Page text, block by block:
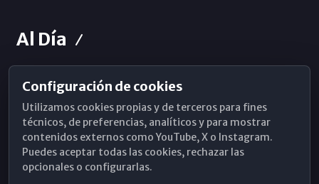
Al Día
Horarios de Misa
Hemeroteca
WhatsApp
Configuración de cookies
Utilizamos cookies propias y de terceros para fines
técnicos, de preferencias, analíticos y para mostrar
contenidos externos como YouTube, X o Instagram.
Puedes aceptar todas las cookies, rechazar las
opcionales o configurarlas.